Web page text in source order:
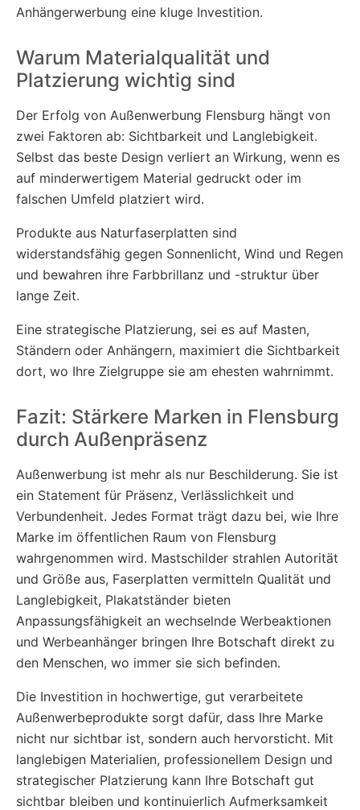
Anhängerwerbung eine kluge Investition.
Warum Materialqualität und
Platzierung wichtig sind
Der Erfolg von Außenwerbung Flensburg hängt von
zwei Faktoren ab: Sichtbarkeit und Langlebigkeit.
Selbst das beste Design verliert an Wirkung, wenn es
auf minderwertigem Material gedruckt oder im
falschen Umfeld platziert wird.
Produkte aus Naturfaserplatten sind
widerstandsfähig gegen Sonnenlicht, Wind und Regen
und bewahren ihre Farbbrillanz und -struktur über
lange Zeit.
Eine strategische Platzierung, sei es auf Masten,
Ständern oder Anhängern, maximiert die Sichtbarkeit
dort, wo Ihre Zielgruppe sie am ehesten wahrnimmt.
Fazit: Stärkere Marken in Flensburg
durch Außenpräsenz
Außenwerbung ist mehr als nur Beschilderung. Sie ist
ein Statement für Präsenz, Verlässlichkeit und
Verbundenheit. Jedes Format trägt dazu bei, wie Ihre
Marke im öffentlichen Raum von Flensburg
wahrgenommen wird. Mastschilder strahlen Autorität
und Größe aus, Faserplatten vermitteln Qualität und
Langlebigkeit, Plakatständer bieten
Anpassungsfähigkeit an wechselnde Werbeaktionen
und Werbeanhänger bringen Ihre Botschaft direkt zu
den Menschen, wo immer sie sich befinden.
Die Investition in hochwertige, gut verarbeitete
Außenwerbeprodukte sorgt dafür, dass Ihre Marke
nicht nur sichtbar ist, sondern auch hervorsticht. Mit
langlebigen Materialien, professionellem Design und
strategischer Platzierung kann Ihre Botschaft gut
sichtbar bleiben und kontinuierlich Aufmerksamkeit